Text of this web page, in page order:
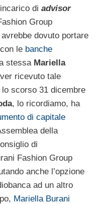
di advisor
Group
avrebbe dovuto portare
le banche
stessa Mariella
ricevuto tale
scorso 31 dicembre
, lo ricordiamo, ha
di capitale
della
di
Fashion Group
anche l’opzione
ad un altro
Mariella Burani